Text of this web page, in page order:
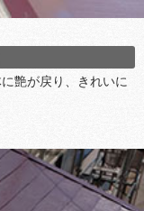
艶が戻り、きれいに